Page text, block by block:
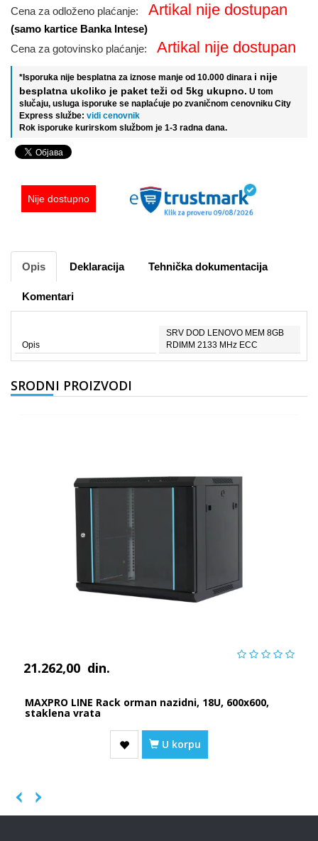
Cena za odloženo plaćanje: Artikal nije dostupan
(samo kartice Banka Intese)
Cena za gotovinsko plaćanje:
Artikal nije dostupan
*Isporuka nije besplatna za iznose manje od 10.000 dinara i nije
besplatna ukoliko je paket teži od 5kg ukupno. U tom
slučaju, usluga isporuke se naplaćuje po zvaničnom cenovniku City
Express službe: vidi cenovnik
Rok isporuke kurirskom službom je 1-3 radna dana.
Nije dostupno
Opis Deklaracija Tehnička dokumentacija
Komentari
Opis
SRV DOD LENOVO MEM 8GB
RDIMM 2133 MHz ECC
SRODNI PROIZVODI
21.262,00 din.
MAXPRO LINE Rack orman nazidni, 18U, 600x600,
staklena vrata
U korpu